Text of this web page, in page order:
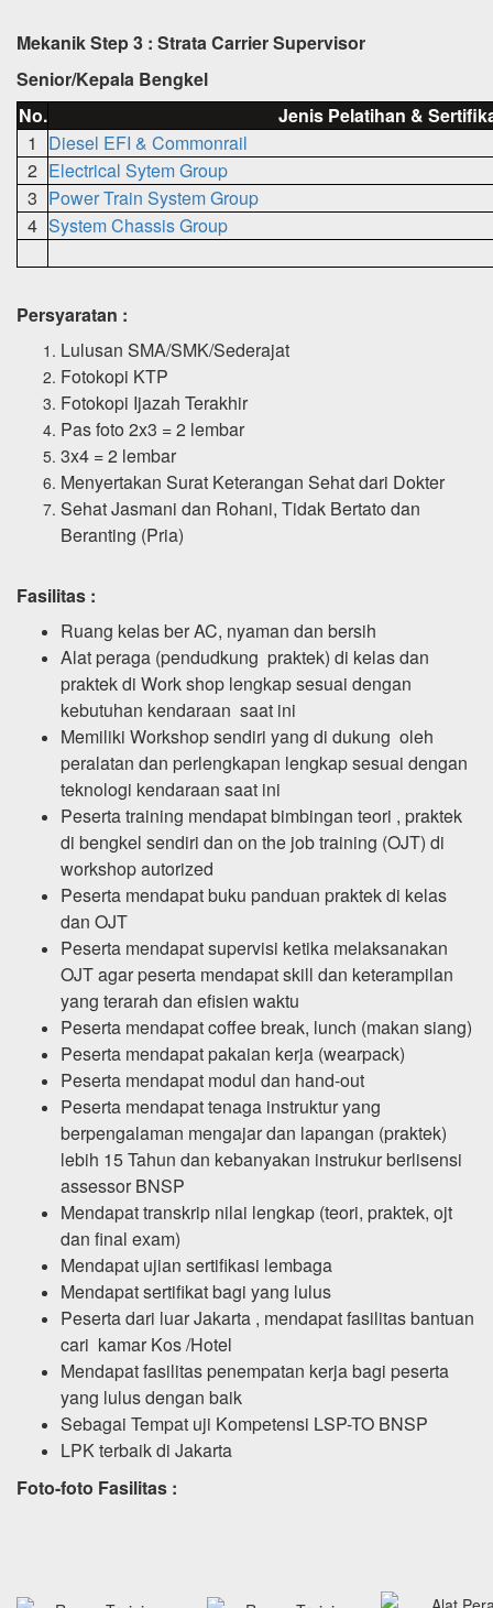
Mekanik Step 3 : Strata Carrier Supervisor
Senior/Kepala Bengkel
No.
Jenis Pelatihan &
1
Diesel EFI & Commonrail
2 Electrical Sytem Group
3 Power Train System Group
4 System Chassis Group
Persyaratan :
Lulusan SMA/SMK/Sederajat
Fotokopi KTP
Fotokopi Ijazah Terakhir
Pas foto 2x3 = 2 lembar
3x4 = 2 lembar
Menyertakan Surat Keterangan Sehat dari Dokter
Sehat Jasmani dan Rohani, Tidak Bertato dan
Beranting (Pria)
Fasilitas :
Ruang kelas ber AC, nyaman dan bersih
Alat peraga (pendudkung praktek) di kelas dan
praktek di Work shop lengkap sesuai dengan
kebutuhan kendaraan saat ini
Memiliki Workshop sendiri yang di dukung oleh
peralatan dan perlengkapan lengkap sesuai dengan
teknologi kendaraan saat ini
Peserta training mendapat bimbingan teori , praktek
di bengkel sendiri dan on the job training (OJT) di
workshop autorized
Peserta mendapat buku panduan praktek di kelas
dan OJT
Peserta mendapat supervisi ketika melaksanakan
OJT agar peserta mendapat skill dan keterampilan
yang terarah dan efisien waktu
Peserta mendapat coffee break, lunch (makan siang)
Peserta mendapat pakaian kerja (wearpack)
Peserta mendapat modul dan hand-out
Peserta mendapat tenaga instruktur yang
berpengalaman mengajar dan lapangan (praktek)
lebih 15 Tahun dan kebanyakan instrukur berlisensi
assessor BNSP
Mendapat transkrip nilai lengkap (teori, praktek, ojt
dan final exam)
Mendapat ujian sertifikasi lembaga
Mendapat sertifikat bagi yang lulus
Peserta dari luar Jakarta , mendapat fasilitas bantuan
cari kamar Kos /Hotel
Mendapat fasilitas penempatan kerja bagi peserta
yang lulus dengan baik
Sebagai Tempat uji Kompetensi LSP-TO BNSP
LPK terbaik di Jakarta
Foto-foto Fasilitas :